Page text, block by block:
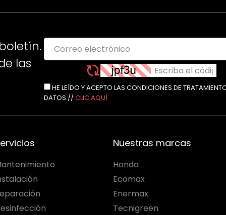
las
HE LEÍDO Y ACEPTO LAS CONDICIONES DE
DATOS // CLIC AQUÍ
Nuestras marcas
Honda
Ecomax
Enermax
Tecnigreen